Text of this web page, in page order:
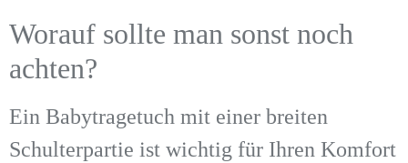
Worauf sollte man sonst noch
achten?
Ein Babytragetuch mit einer breiten
Schulterpartie ist wichtig für Ihren Komfort